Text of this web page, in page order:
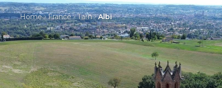
Home France Tarn Albi